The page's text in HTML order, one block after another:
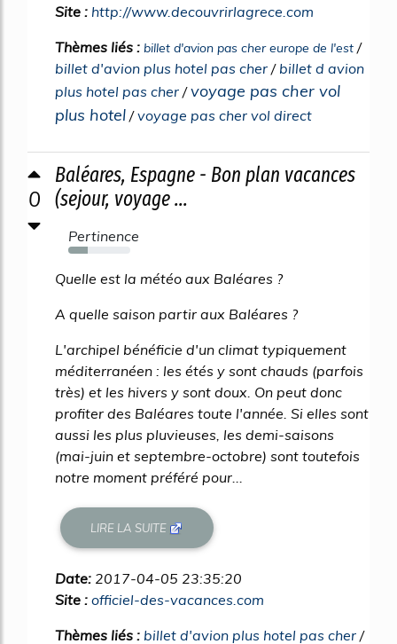
Site : http://www.decouvrirlagrece.com
Thèmes liés : billet d'avion pas cher europe de l'est /
billet d'avion plus hotel pas cher / billet d avion
plus hotel pas cher /voyage pas cher vol
plus hotel /voyage pas cher vol direct
0
Baléares, Espagne - Bon plan vacances
(sejour, voyage ...
Pertinence
31%
Quelle est la météo aux Baléares ?
A quelle saison partir aux Baléares ?
L'archipel bénéficie d'un climat typiquement
méditerranéen : les étés y sont chauds (parfois
très) et les hivers y sont doux. On peut donc
profiter des Baléares toute l'année. Si elles sont
aussi les plus pluvieuses, les demi-saisons
(mai-juin et septembre-octobre) sont toutefois
notre moment préféré pour...
LIRE LA SUITE
Date: 2017-04-05 23:35:20
Site : officiel-des-vacances.com
Thèmes liés : billet d'avion plus hotel pas cher /